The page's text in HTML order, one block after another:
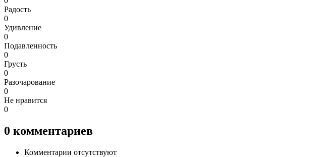
Радость
0
Удивление
0
Подавленность
0
Грусть
0
Разочарование
0
Не нравится
0
0 комментариев
Комментарии отсутствуют